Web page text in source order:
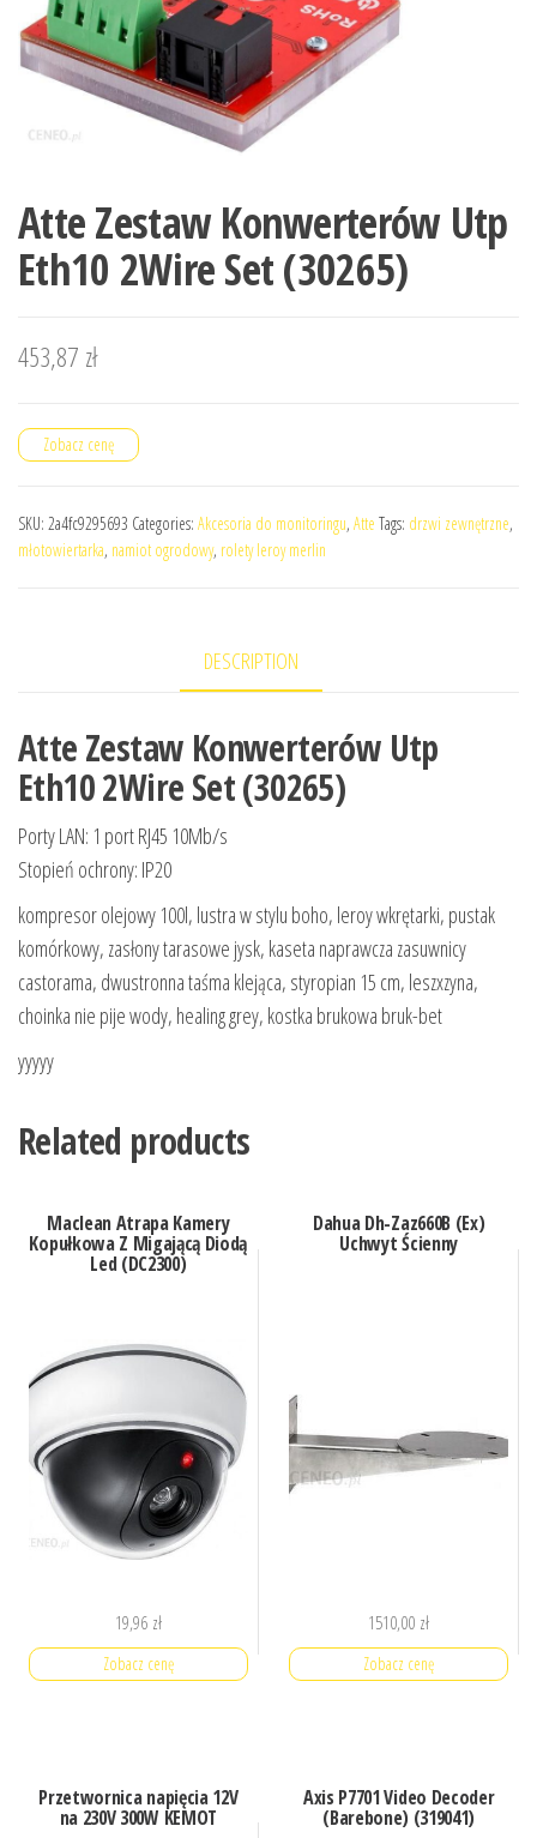
Atte Zestaw Konwerterów Utp
Eth10 2Wire Set (30265)
453,87 zł
Zobacz cenę
SKU: 2a4fc9295693 Categories: Akcesoria do monitoringu, Atte Tags: drzwi zewnętrzne,
młotowiertarka, namiot ogrodowy, rolety leroy merlin
DESCRIPTION
Atte Zestaw Konwerterów Utp
Eth10 2Wire Set (30265)
Porty LAN: 1 port RJ45 10Mb/s
Stopień ochrony: IP20
kompresor olejowy 100l, lustra w stylu boho, leroy wkrętarki, pustak
komórkowy, zasłony tarasowe jysk, kaseta naprawcza zasuwnicy
castorama, dwustronna taśma klejąca, styropian 15 cm, leszxzyna,
choinka nie pije wody, healing grey, kostka brukowa bruk-bet
yyyyy
Related products
Maclean Atrapa Kamery
Kopułkowa Z Migającą Diodą
Led (DC2300)
19,96 zł
Zobacz cenę
Dahua Dh-Zaz660B (Ex)
Uchwyt Ścienny
1510,00 zł
Zobacz cenę
Przetwornica napięcia 12V
na 230V 300W KEMOT
Axis P7701 Video Decoder
(Barebone) (319041)